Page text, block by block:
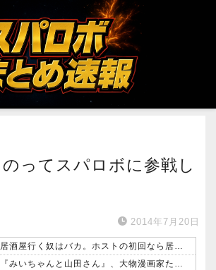
ってスパロボに参戦し
2014年7月20日
みい山作者「安居酒屋行く奴はバカ。ホストの初回なら居酒屋より安く飲めてイケメンにチヤホヤされる」
【朗報】話題作『みいちゃんと山田さん』、大物漫画家たちから絶賛されるwwww